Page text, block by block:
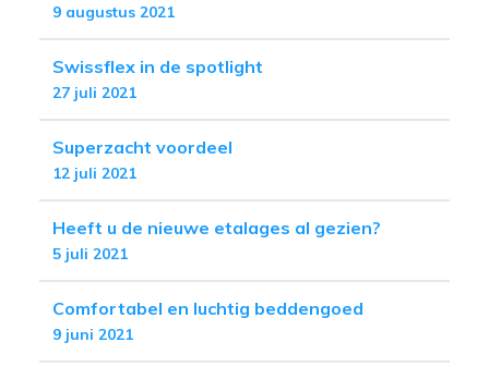
9 augustus 2021
Swissflex in de spotlight
27 juli 2021
Superzacht voordeel
12 juli 2021
Heeft u de nieuwe etalages al gezien?
5 juli 2021
Comfortabel en luchtig beddengoed
9 juni 2021